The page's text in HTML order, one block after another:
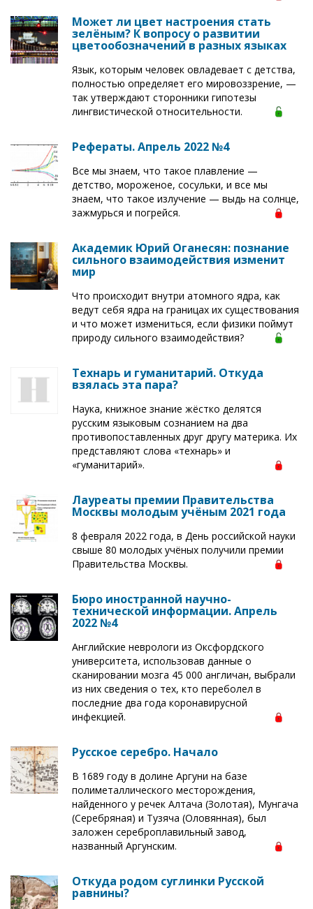
Может ли цвет настроения стать
зелёным? К вопросу о развитии
цветообозначений в разных языках
Язык, которым человек овладевает с детства,
полностью определяет его мировоззрение, —
так утверждают сторонники гипотезы
лингвистической относительности.
Рефераты. Апрель 2022 №4
Все мы знаем, что такое плавление —
детство, мороженое, сосульки, и все мы
знаем, что такое излучение — выдь на солнце,
зажмурься и погрейся.
Академик Юрий Оганесян: познание
сильного взаимодействия изменит
мир
Что происходит внутри атомного ядра, как
ведут себя ядра на границах их существования
и что может измениться, если физики поймут
природу сильного взаимодействия?
Технарь и гуманитарий. Откуда
взялась эта пара?
Наука, книжное знание жёстко делятся
русским языковым сознанием на два
противопоставленных друг другу материка. Их
представляют слова «технарь» и
«гуманитарий».
Лауреаты премии Правительства
Москвы молодым учёным 2021 года
8 февраля 2022 года, в День российской науки
свыше 80 молодых учёных получили премии
Правительства Москвы.
Бюро иностранной научно-
технической информации. Апрель
2022 №4
Английские неврологи из Оксфордского
университета, использовав данные о
сканировании мозга 45 000 англичан, выбрали
из них сведения о тех, кто переболел в
последние два года коронавирусной
инфекцией.
Русское серебро. Начало
В 1689 году в долине Аргуни на базе
полиметаллического месторождения,
найденного у речек Алтача (Золотая), Мунгача
(Серебряная) и Тузяча (Оловянная), был
заложен сереброплавильный завод,
названный Аргунским.
Откуда родом суглинки Русской
равнины?